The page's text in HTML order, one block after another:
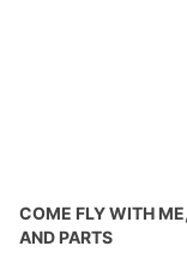
COME FLY WITH
AND PARTS